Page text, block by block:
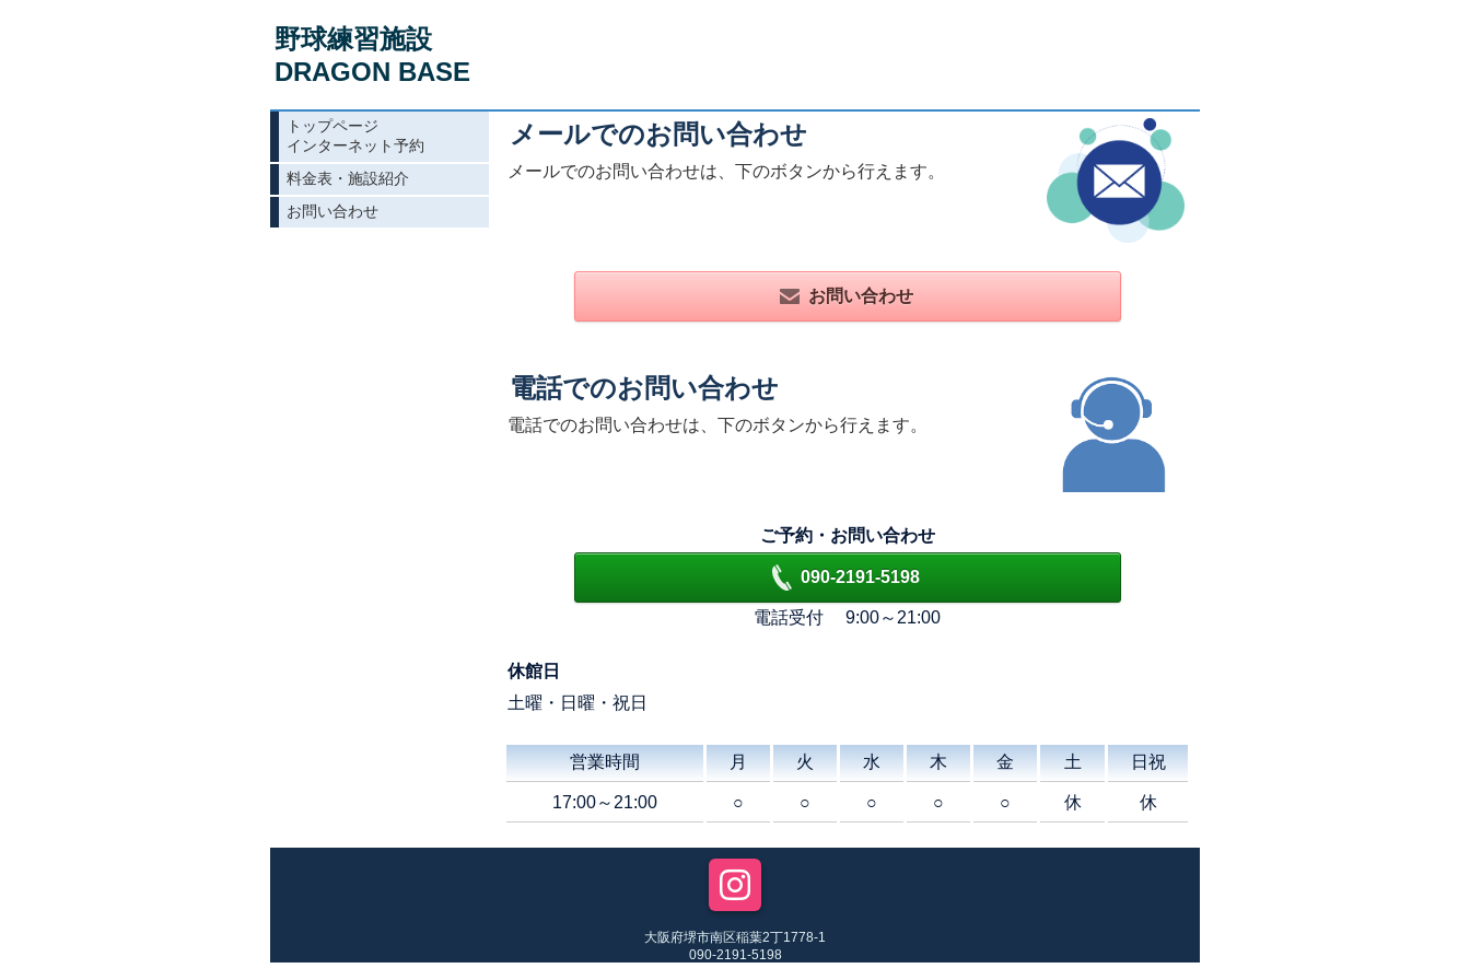
野球練習施設
DRAGON BASE
メールでのお問い合わせ
メールでのお問い合わせは、下のボタンから行えます。
お問い合わせ
電話でのお問い合わせ
電話でのお問い合わせは、下のボタンから行えます。
ご予約・お問い合わせ
090-2191-5198
電話受付 9:00～21:00
休館日
土曜・日曜・祝日
営業時間 月 火 水 木 金 土 日祝
17:00～21:00 ○ ○ ○ ○ ○ 休 休
トップページ
インターネット予約
料金表・施設紹介
お問い合わせ
大阪府堺市南区稲葉2丁1778-1
090-2191-5198